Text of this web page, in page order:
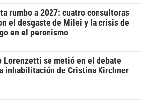
rumbo a 2027: cuatro consultoras
el desgaste de Milei y la crisis de
en el peronismo
Lorenzetti se metió en el debate
inhabilitación de Cristina Kirchner